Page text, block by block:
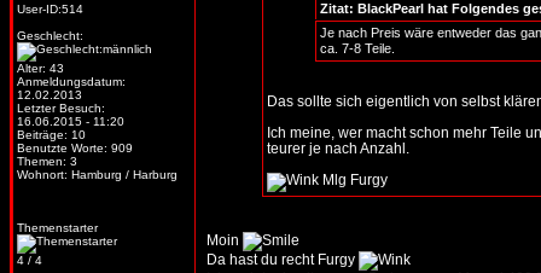
User-ID:514
Geschlecht:
Alter: 43
Anmeldungsdatum:
12.02.2013
Letzter Besuch:
16.06.2015 - 11:20
Beiträge: 10
Benutzte Worte: 909
Themen: 3
Wohnort: Hamburg / Harburg
Themenstarter
4 / 4
Zitat: BlackPearl hat Folgendes
Je nach Preis wäre entweder das
ca. 7-8 Teile.
Das sollte sich eigentlich von selbst
Ich meine, wer macht schon mehr Teile
teurer je nach Anzahl.
Mlg Furgy
Moin
Da hast du recht Furgy